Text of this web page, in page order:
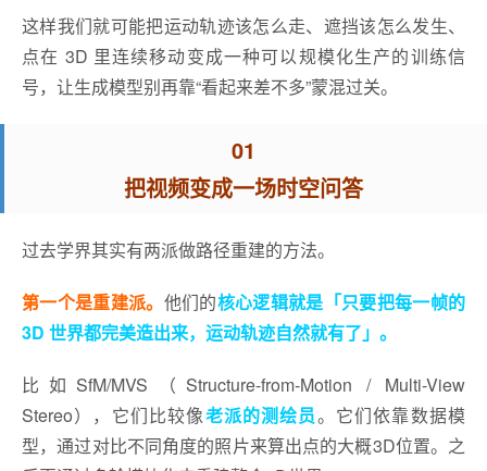
这样我们就可能把运动轨迹该怎么走、遮挡该怎么发生、
点在 3D 里连续移动变成一种可以规模化生产的训练信
号，让生成模型别再靠“看起来差不多”蒙混过关。
01
把视频变成一场时空问答
过去学界其实有两派做路径重建的方法。
第一个是重建派。 他们的核心逻辑就是「只要把每一帧的
3D 世界都完美造出来，运动轨迹自然就有了」。
比如SfM/MVS（Structure-from-Motion / Multi-View
Stereo），它们比较像老派的测绘员。它们依靠数据模
型，通过对比不同角度的照片来算出点的大概3D位置。之